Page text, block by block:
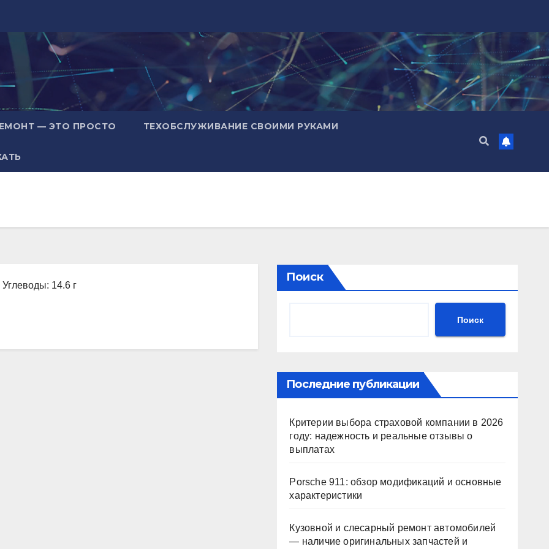
— ЭТО ПРОСТО ТЕХОБСЛУЖИВАНИЕ СВОИМИ РУКАМИ
14.6 г
Поиск
Поиск
Последние публикации
Критерии выбора страховой компании в 2026
году: надежность и реальные отзывы о
выплатах
Porsche 911: обзор модификаций и основные
характеристики
Кузовной и слесарный ремонт автомобилей
— наличие оригинальных запчастей и